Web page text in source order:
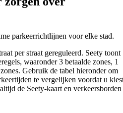
parkeerrichtlijnen voor elke stad.
per straat gereguleerd. Seety toont
waaronder 3 betaalde zones, 1
Gebruik de tabel hieronder om
te vergelijken voordat u
de Seety-kaart en verkeersborden